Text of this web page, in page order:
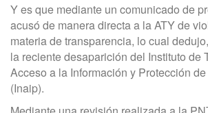
Y es que mediante un comunicado de
acusó de manera directa a la ATY de
materia de transparencia, lo cual
la reciente desaparición del Instituto de
Acceso a la Información y Protección
(Inaip).